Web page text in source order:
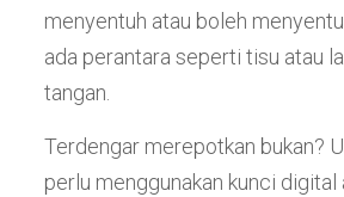
menyentuh atau boleh
ada perantara seperti tisu atau
tangan.
Terdengar merepotkan bukan?
perlu menggunakan kunci